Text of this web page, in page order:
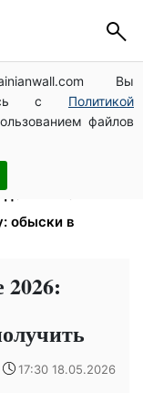
Вы
с Политикой
файлов
отменила
массово
проезд
коммуналку:
обыски в
17:30 18.05.2026